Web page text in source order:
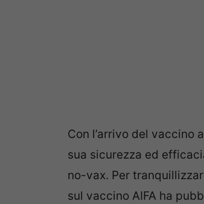
Con l’arrivo del vaccino
sua sicurezza ed
no-vax. Per
sul vaccino AIFA ha